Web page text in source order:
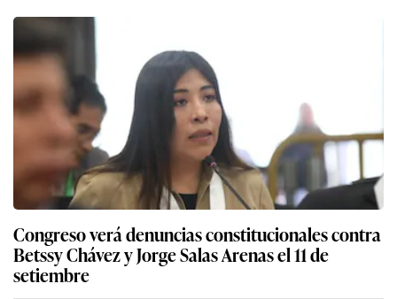
Congreso verá denuncias constitucionales contra
Betssy Chávez y Jorge Salas Arenas el 11 de
setiembre